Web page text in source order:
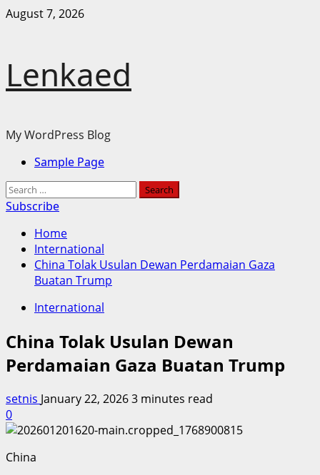
Skip
August 7, 2026
Lenkaed
My WordPress Blog
PrimarySample Page
Search
for:
Subscribe
Home
International
China Tolak Usulan Dewan Perdamaian Gaza
Buatan Trump
International
China Tolak Usulan Dewan
Perdamaian Gaza Buatan Trump
setnis January 22, 20263 minutes read
0
China